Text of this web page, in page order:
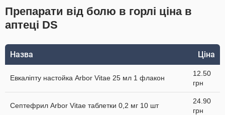
Препарати від болю в горлі ціна в
аптеці DS
Назва Ціна
Евкаліпту настойка Arbor Vitae 25 мл 1 флакон
12.50
грн
Септефрил Arbor Vitae таблетки 0,2 мг 10 шт
24.90
грн